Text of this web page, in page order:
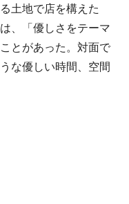
土地で店を構えた
、「優しさをテーマ
とがあった。対面で
な優しい時間、空間